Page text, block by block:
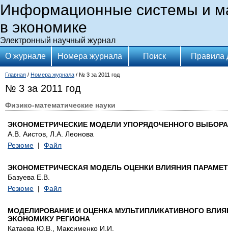
Информационные системы и
в экономике
Электронный научный журнал
О журнале
Номера журнала Поиск Правила
Главная / Номера журнала / № 3 за 2011 год
№ 3 за 2011 год
Физико-математические науки
ЭКОНОМЕТРИЧЕСКИЕ МОДЕЛИ УПОРЯДОЧЕННОГО
А.В. Аистов, Л.А. Леонова
Резюме | Файл
ЭКОНОМЕТРИЧЕСКАЯ МОДЕЛЬ ОЦЕНКИ ВЛИЯНИЯ
Базуева Е.В.
Резюме | Файл
МОДЕЛИРОВАНИЕ И ОЦЕНКА МУЛЬТИПЛИКАТИВНОГО
ЭКОНОМИКУ РЕГИОНА
Катаева Ю.В., Максименко И.И.